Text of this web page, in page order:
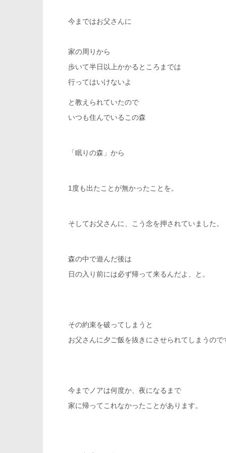
今まではお父さんに
家の周りから
歩いて半日以上かかるところまでは
行ってはいけないよ
と教えられていたので
いつも住んでいるこの森
「眠りの森」から
1度も出たことが無かったことを。
そしてお父さんに、こう念を押されていました。
森の中で遊んだ後は
日の入り前には必ず帰って来るんだよ、と。
その約束を破ってしまうと
お父さんに夕ご飯を抜きにさせられてしまうので
今までノアは何度か、夜になるまで
家に帰ってこれなかったことがあります。